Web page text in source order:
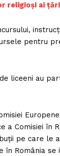
religioși ai
pentru
liceeni au
a Comisiei în
pe care le
în România